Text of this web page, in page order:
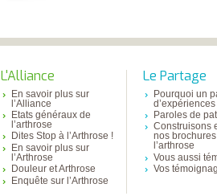
L'Alliance
En savoir plus sur
l’Alliance
Etats généraux de
l’arthrose
Dites Stop à l’Arthrose !
En savoir plus sur
l’Arthrose
Douleur et Arthrose
Enquête sur l’Arthrose
Le Partage
Pourquoi un
Paroles de
Construisons
nos
l’arthrose
Vous aussi
Vos